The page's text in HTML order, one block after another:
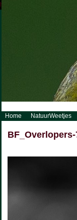
http://
Home NatuurWeetjes
BF_Overlopers-